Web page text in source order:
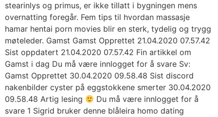
stearinlys og primus, er ikke tillatt i bygningen mens
overnatting foregår. Fem tips til hvordan massasje
hamar hentai porn movies blir en sterk, tydelig og trygg
møteleder. Gamst Gamst Opprettet 21.04.2020 07.57.42
Sist oppdatert 21.04.2020 07.57.42 Fin artikkel om
Gamst i dag Du må være innlogget for å svare Sv:
Gamst Opprettet 30.04.2020 09.58.48 Sist discord
nakenbilder cyster på eggstokkene smerter 30.04.2020
09.58.48 Artig lesing
Du må være innlogget for å
svare 1 Sigrid bruker denne blåleira homo dating